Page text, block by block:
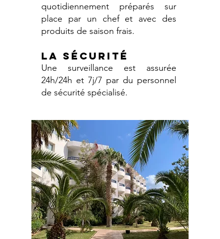
quotidiennement préparés sur
place par un chef et avec des
produits de saison frais.
LA SÉCURITÉ
Une surveillance est assurée
24h/24h et 7j/7 par du personnel
de sécurité spécialisé.